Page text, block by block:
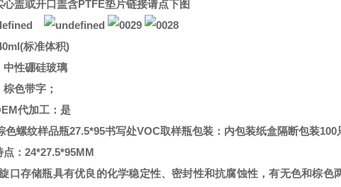
心盖或开口盖含PTFE垫片链接请点下图
标准体积)
中性硼硅玻璃
色带字；
代加工：是
色螺纹样品瓶27.5*95书写处VOC取样瓶包装：内包装纸盒隔断包装100
点：24*27.5*95MM
口存储瓶具有优良的化学稳定性、密封性和抗腐蚀性，有无色和棕